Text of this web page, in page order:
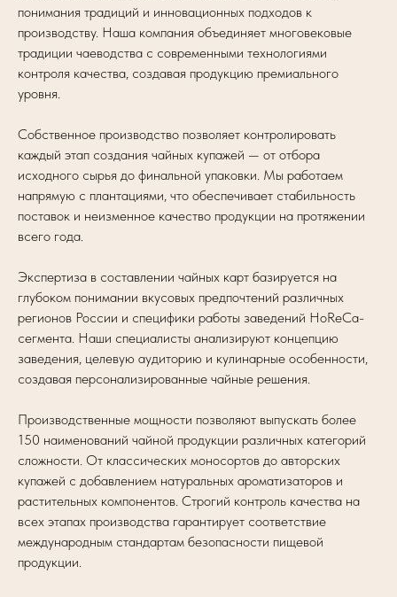
понимания традиций и инновационных подходов к
производству. Наша компания объединяет многовековые
традиции чаеводства с современными технологиями
контроля качества, создавая продукцию премиального
уровня.
Собственное производство позволяет контролировать
каждый этап создания чайных купажей — от отбора
исходного сырья до финальной упаковки. Мы работаем
напрямую с плантациями, что обеспечивает стабильность
поставок и неизменное качество продукции на протяжении
всего года.
Экспертиза в составлении чайных карт базируется на
глубоком понимании вкусовых предпочтений различных
регионов России и специфики работы заведений HoReCa-
сегмента. Наши специалисты анализируют концепцию
заведения, целевую аудиторию и кулинарные особенности,
создавая персонализированные чайные решения.
Производственные мощности позволяют выпускать более
150 наименований чайной продукции различных категорий
сложности. От классических моносортов до авторских
купажей с добавлением натуральных ароматизаторов и
растительных компонентов. Строгий контроль качества на
всех этапах производства гарантирует соответствие
международным стандартам безопасности пищевой
продукции.